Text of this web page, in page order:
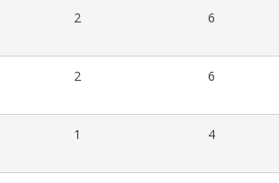
2 6
2 6
1 4